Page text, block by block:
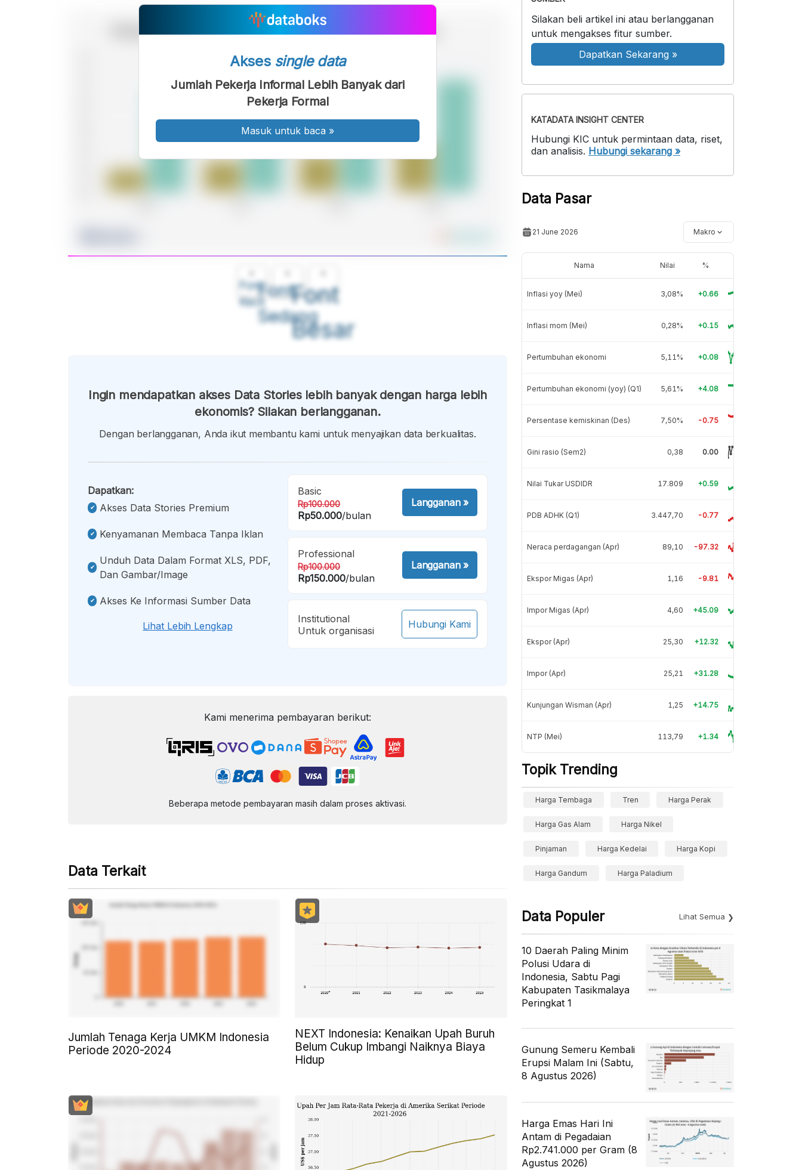
Font
Kecil
Font
Sedang
Font
Besar
Akses single data
Jumlah Pekerja Informal Lebih Banyak dari
Pekerja Formal
Masuk untuk baca »
Ingin mendapatkan akses Data Stories lebih banyak dengan harga lebih
ekonomis? Silakan berlangganan.
Dengan berlangganan, Anda ikut membantu kami untuk menyajikan data berkualitas.
Dapatkan:
Akses Data Stories Premium
Kenyamanan Membaca Tanpa Iklan
Unduh Data Dalam Format XLS, PDF,
Dan Gambar/image
Akses Ke Informasi Sumber Data
Lihat Lebih Lengkap
Basic
Rp100.000
Rp50.000/bulan
Langganan»
Professional
Rp100.000
Rp150.000/bulan
Langganan»
Institutional
Untuk organisasi
Hubungi Kami
Kami menerima pembayaran berikut:
Beberapa metode pembayaran masih dalam proses aktivasi.
Data Terkait
Jumlah Tenaga Kerja UMKM Indonesia
Periode 2020-2024
NEXT Indonesia: Kenaikan Upah Buruh
Belum Cukup Imbangi Naiknya Biaya
Hidup
Silakan beli artikel ini atau berlangganan
untuk mengakses fitur sumber.
Dapatkan Sekarang »
KATADATA INSIGHT CENTER
Hubungi KIC untuk permintaan data, riset,
dan analisis. Hubungi sekarang »
Data Pasar
21 June 2026 Makro
Nama Nilai %
Inflasi yoy (Mei) 3,08% +0.66
Inflasi mom (Mei) 0,28% +0.15
Pertumbuhan ekonomi 5,11% +0.08
Pertumbuhan ekonomi (yoy) (Q1) 5,61% +4.08
Persentase kemiskinan (Des) 7,50% -0.75
Gini rasio (Sem2) 0,38 0.00
Nilai Tukar USDIDR 17.809 +0.59
PDB ADHK (Q1) 3.447,70 -0.77
Neraca perdagangan (Apr) 89,10 -97.32
Ekspor Migas (Apr) 1,16 -9.81
Impor Migas (Apr) 4,60 +45.09
Ekspor (Apr) 25,30 +12.32
Impor (Apr) 25,21 +31.28
Kunjungan Wisman (Apr) 1,25 +14.75
NTP (Mei) 113,79 +1.34
Topik Trending
Harga Tembaga Tren Harga Perak
Harga Gas Alam Harga Nikel
Pinjaman Harga Kedelai Harga Kopi
Harga Gandum Harga Paladium
Data Populer Lihat Semua
10 Daerah Paling Minim
Polusi Udara di
Indonesia, Sabtu Pagi
Kabupaten Tasikmalaya
Peringkat 1
Gunung Semeru Kembali
Erupsi Malam Ini (Sabtu,
8 Agustus 2026)
Harga Emas Hari Ini
Antam di Pegadaian
Rp2.741.000 per Gram (8
Agustus 2026)